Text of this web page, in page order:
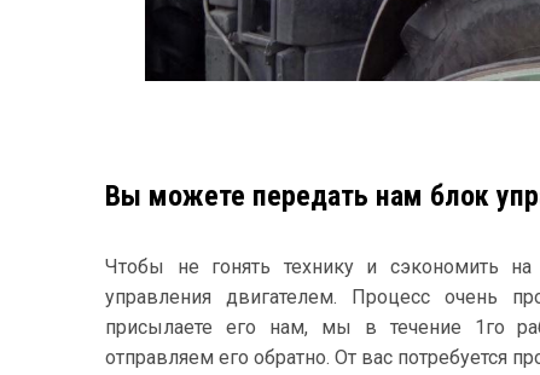
Вы можете передать нам блок
Чтобы не гонять технику и сэкономить
управления двигателем. Процесс очень
присылаете его нам, мы в течение 1го
отправляем его обратно. От вас потребуется